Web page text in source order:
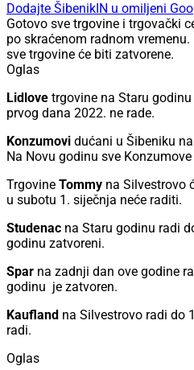
Dodajte ŠibenikIN u omiljeni
Gotovo sve trgovine i trgovački
po skraćenom radnom
sve trgovine će biti zatvorene.
Oglas
Lidlove trgovine na Staru
prvog dana 2022. ne rade.
Konzumovi dućani u Šibeniku
Na Novu godinu sve
Trgovine Tommy na Silvestrovo
u subotu 1. siječnja neće raditi.
Studenac na Staru godinu radi
godinu zatvoreni.
Spar na zadnji dan ove godine
godinu je zatvoren.
Kaufland na Silvestrovo radi do
radi.
Oglas